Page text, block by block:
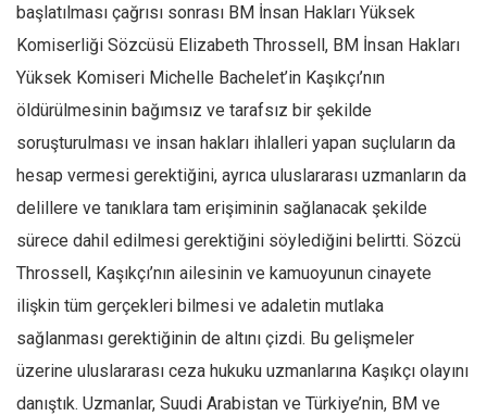
7 soruda bu hafta
Ekonomi
Manzara
Sağlık
Gıda-Beslenme
Hayat
Türkiye
Siyaset
Dünya
Avrupa
başlatılması çağrısı sonrası BM İnsan Hakları Yüksek
Komiserliği Sözcüsü Elizabeth Throssell, BM İnsan Hakları
Yüksek Komiseri Michelle Bachelet’in Kaşıkçı’nın
öldürülmesinin bağımsız ve tarafsız bir şekilde
soruşturulması ve insan hakları ihlalleri yapan suçluların da
hesap vermesi gerektiğini, ayrıca uluslararası uzmanların da
delillere ve tanıklara tam erişiminin sağlanacak şekilde
sürece dahil edilmesi gerektiğini söylediğini belirtti. Sözcü
Throssell, Kaşıkçı’nın ailesinin ve kamuoyunun cinayete
ilişkin tüm gerçekleri bilmesi ve adaletin mutlaka
sağlanması gerektiğinin de altını çizdi. Bu gelişmeler
üzerine uluslararası ceza hukuku uzmanlarına Kaşıkçı olayını
danıştık. Uzmanlar, Suudi Arabistan ve Türkiye’nin, BM ve